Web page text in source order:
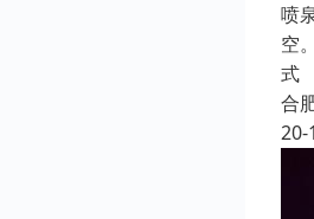
喷
空
式
合
20-